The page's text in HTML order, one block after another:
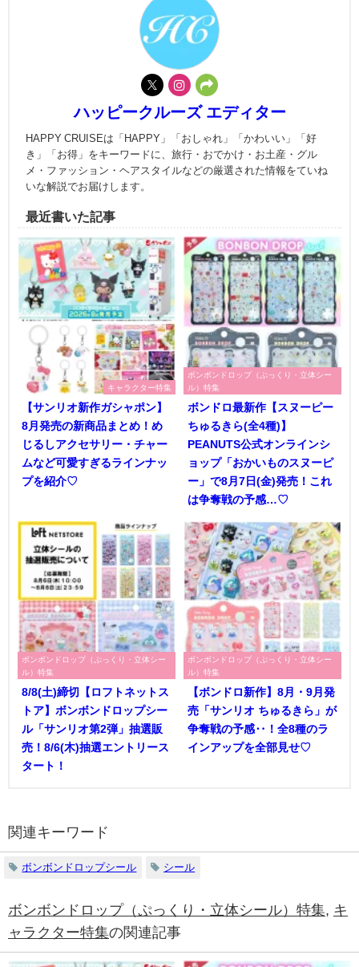
ハッピークルーズ エディター
HAPPY CRUISEは「HAPPY」「おしゃれ」「かわいい」「好
き」「お得」をキーワードに、旅行・おでかけ・お土産・グル
メ・ファッション・ヘアスタイルなどの厳選された情報をていね
いな解説でお届けします。
最近書いた記事
キャラクター特集
【サンリオ新作ガシャポン】
8月発売の新商品まとめ！め
じるしアクセサリー・チャー
ムなど可愛すぎるラインナッ
プを紹介♡
ボンボンドロップ（ぷっくり・立体シー
ル）特集
ボンドロ最新作【スヌーピー
ちゅるきら(全4種)】
PEANUTS公式オンラインシ
ョップ「おかいものスヌーピ
ー」で8月7日(金)発売！これ
は争奪戦の予感…♡
ボンボンドロップ（ぷっくり・立体シー
ル）特集
8/8(土)締切【ロフトネットス
トア】ボンボンドロップシー
ル「サンリオ第2弾」抽選販
売！8/6(木)抽選エントリース
タート！
ボンボンドロップ（ぷっくり・立体シー
ル）特集
【ボンドロ新作】8月・9月発
売「サンリオ ちゅるきら」が
争奪戦の予感‥！全8種のラ
インアップを全部見せ♡
関連キーワード
ボンボンドロップシール シール
ボンボンドロップ（ぷっくり・立体シール）特集, キ
ャラクター特集の関連記事